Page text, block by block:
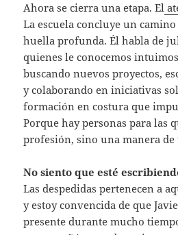
Ahora se cierra una etapa. El
La escuela concluye un
huella profunda. Él habla de
quienes le conocemos
buscando nuevos proyectos,
y colaborando en iniciativas
formación en costura que
Porque hay personas para las
profesión, sino una manera
No siento que esté
Las despedidas pertenecen a
y estoy convencida de que
presente durante mucho